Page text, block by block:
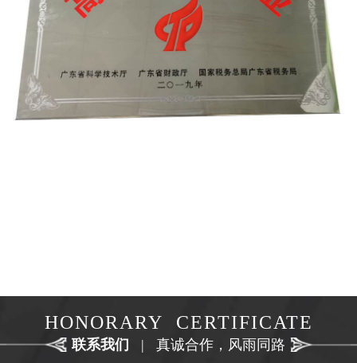
HONORARY CERTIFICATE
联系我们 | 真诚合作，风雨同路